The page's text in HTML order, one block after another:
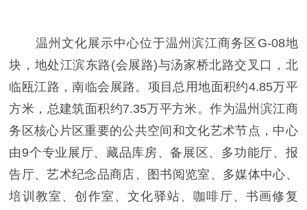
温州文化展示中心位于温州滨江商务区G-08地
块，地处江滨东路(会展路)与汤家桥北路交叉口，北
临瓯江路，南临会展路。项目总用地面积约4.85万平
方米，总建筑面积约7.35万平方米。作为温州滨江商
务区核心片区重要的公共空间和文化艺术节点，中心
由9个专业展厅、藏品库房、备展区、多功能厅、报
告厅、艺术纪念品商店、图书阅览室、多媒体中心、
培训教室、创作室、文化驿站、咖啡厅、书画修复